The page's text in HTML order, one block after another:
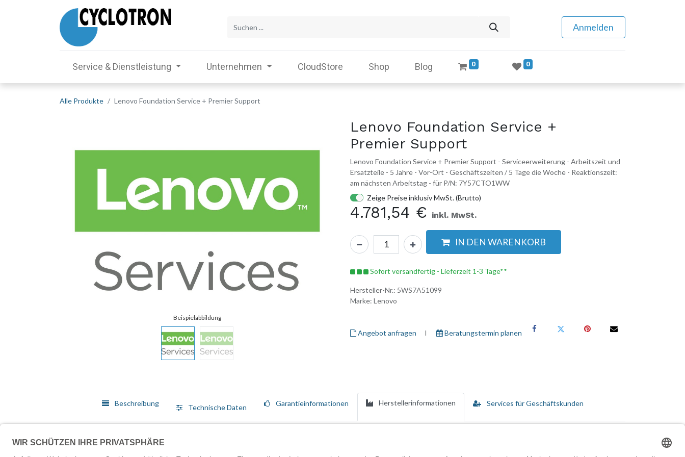
Anmelden
Service & Dienstleistung Unternehmen CloudStore Shop Blog 0 0
Alle Produkte Lenovo Foundation Service + Premier Support
Lenovo Foundation Service +
Premier Support
Lenovo Foundation Service + Premier Support - Serviceerweiterung - Arbeitszeit und
Ersatzteile - 5 Jahre - Vor-Ort - Geschäftszeiten / 5 Tage die Woche - Reaktionszeit:
am nächsten Arbeitstag - für P/N: 7Y57CTO1WW
Zeige Preise inklusiv MwSt. (Brutto)
4.781,54 € inkl. MwSt.
IN DEN WARENKORB
Sofort versandfertig - Lieferzeit 1-3 Tage**
Hersteller-Nr.: 5WS7A51099
Marke: Lenovo
Angebot anfragen I ​ Beratungstermin planen
Beschreibung Technische Daten Garantieinformationen Herstellerinformationen Services für Geschäftskunden